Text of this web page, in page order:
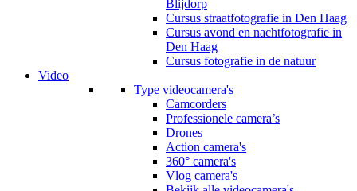
Blijdorp
Cursus straatfotografie in Den Haag
Cursus avond en nachtfotografie in
Den Haag
Cursus fotografie in de natuur
Video
Type videocamera's
Camcorders
Professionele camera’s
Drones
Action camera's
360° camera's
Vlog camera's